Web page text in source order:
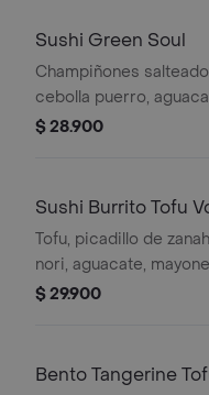
Sushi Green Soul
Champiñones
cebolla puerro,
veggie con salsa
$ 28.900
Sushi Burrito Tofu
Tofu, picadillo de
nori, aguacate,
picante y queso crema.
$ 29.900
Bento Tangerine